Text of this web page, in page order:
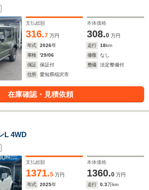
支払総額
316.7 万円
本体価格
308.0 万円
年式
2026年 走行 18km
車検
'29/06 修復
なし
保証
保証付 整備
法定整備付
住所
愛知県稲沢市
在庫確認・見積依頼
L 4WD
支払総額
1371.5 万円
本体価格
1360.0 万円
年式
2025年 走行 0.3万km